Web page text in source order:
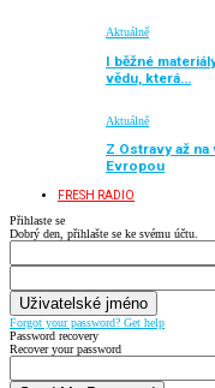
Aktuálně
I běžné
vědu, která…
Aktuálně
Z Ostravy až
Evropou
FRESH RADIO
Přihlaste se
Dobrý den, přihlašte se ke svému účtu.
Forgot your password? Get help
Password recovery
Recover your password